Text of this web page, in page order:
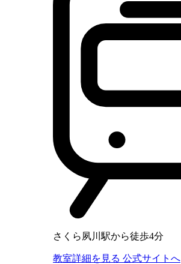
さくら夙川駅から徒歩4分
教室詳細を見る 公式サイトへ